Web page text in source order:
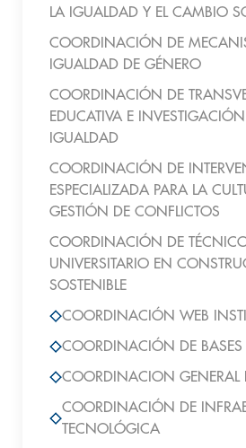
LA IGUALDAD Y EL CAMBIO
COORDINACIÓN DE
IGUALDAD DE GÉNERO
COORDINACIÓN DE
EDUCATIVA E
IGUALDAD
COORDINACIÓN DE
ESPECIALIZADA PARA LA
GESTIÓN DE CONFLICTOS
COORDINACIÓN DE TÉCNICO
UNIVERSITARIO EN
SOSTENIBLE
COORDINACIÓN WEB
COORDINACIÓN DE BASES
COORDINACION GENERAL
COORDINACIÓN DE
TECNOLÓGICA